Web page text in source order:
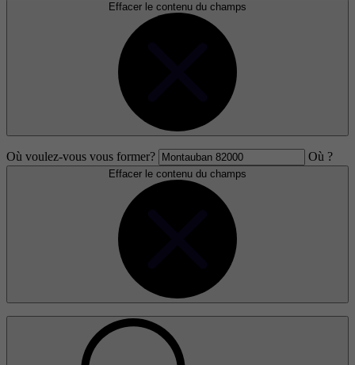
Effacer le contenu du champs
Où voulez-vous vous former? Où ?
Effacer le contenu du champs